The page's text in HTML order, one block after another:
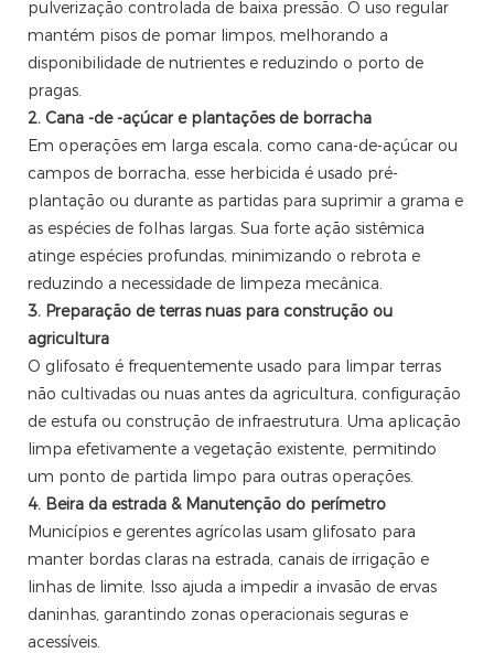
pulverização controlada de baixa pressão. O uso regular
mantém pisos de pomar limpos, melhorando a
disponibilidade de nutrientes e reduzindo o porto de
pragas.
2. Cana -de -açúcar e plantações de borracha
Em operações em larga escala, como cana-de-açúcar ou
campos de borracha, esse herbicida é usado pré-
plantação ou durante as partidas para suprimir a grama e
as espécies de folhas largas. Sua forte ação sistêmica
atinge espécies profundas, minimizando o rebrota e
reduzindo a necessidade de limpeza mecânica.
3. Preparação de terras nuas para construção ou
agricultura
O glifosato é frequentemente usado para limpar terras
não cultivadas ou nuas antes da agricultura, configuração
de estufa ou construção de infraestrutura. Uma aplicação
limpa efetivamente a vegetação existente, permitindo
um ponto de partida limpo para outras operações.
4. Beira da estrada & Manutenção do perímetro
Municípios e gerentes agrícolas usam glifosato para
manter bordas claras na estrada, canais de irrigação e
linhas de limite. Isso ajuda a impedir a invasão de ervas
daninhas, garantindo zonas operacionais seguras e
acessíveis.